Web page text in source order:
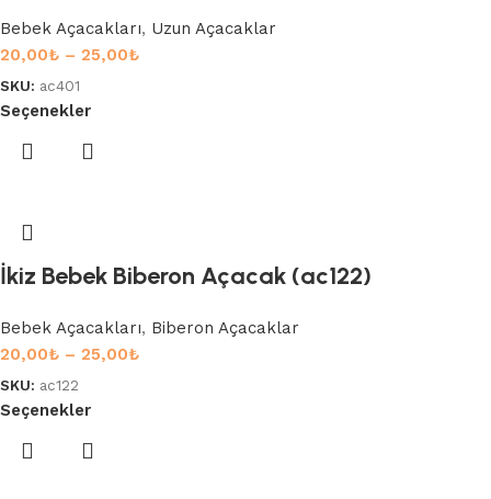
Bebek Açacakları, Uzun Açacaklar
20,00₺ – 25,00₺
SKU: ac401
Seçenekler
İkiz Bebek Biberon Açacak (ac122)
Bebek Açacakları, Biberon Açacaklar
20,00₺ – 25,00₺
SKU: ac122
Seçenekler